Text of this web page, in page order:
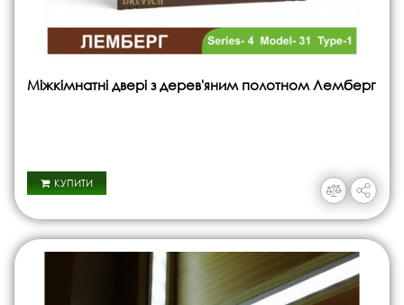
Міжкімнатні двері з дерев'яним полотном Лемберг
КУПИТИ